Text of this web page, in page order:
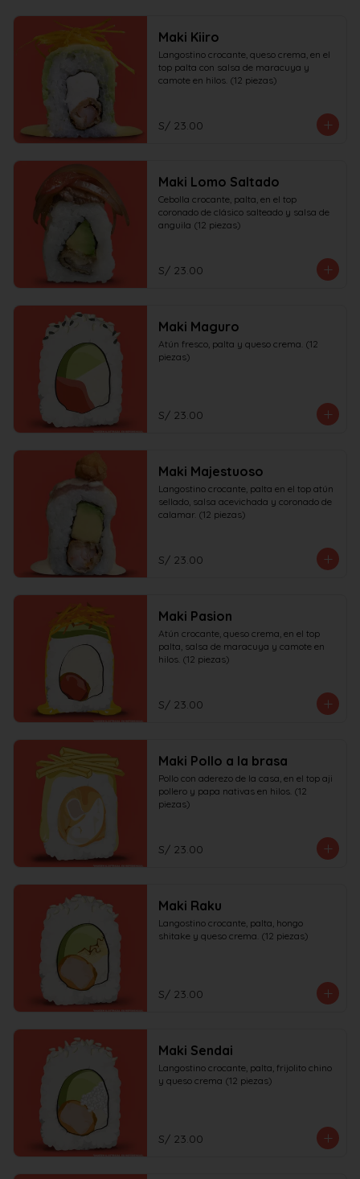
Maki Kiiro
Langostino crocante, queso crema, en el
top palta con salsa de maracuya y
camote en hilos. (12 piezas)
S/ 23.00
Maki Lomo Saltado
Cebolla crocante, palta, en el top
coronado de clásico salteado y salsa de
anguila (12 piezas)
S/ 23.00
Maki Maguro
Atún fresco, palta y queso crema. (12
piezas)
S/ 23.00
Maki Majestuoso
Langostino crocante, palta en el top atún
sellado, salsa acevichada y coronado de
calamar. (12 piezas)
S/ 23.00
Maki Pasion
Atún crocante, queso crema, en el top
palta, salsa de maracuya y camote en
hilos. (12 piezas)
S/ 23.00
Maki Pollo a la brasa
Pollo con aderezo de la casa, en el top aji
pollero y papa nativas en hilos. (12
piezas)
S/ 23.00
Maki Raku
Langostino crocante, palta, hongo
shitake y queso crema. (12 piezas)
S/ 23.00
Maki Sendai
Langostino crocante, palta, frijolito chino
y queso crema (12 piezas)
S/ 23.00